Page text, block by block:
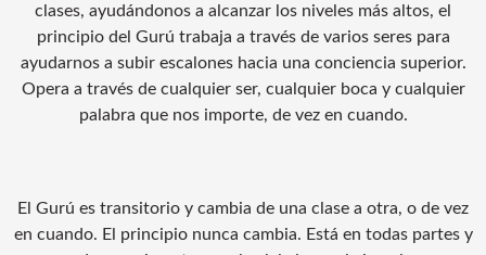
clases, ayudándonos a alcanzar los niveles más altos, el
principio del Gurú trabaja a través de varios seres para
ayudarnos a subir escalones hacia una conciencia superior.
Opera a través de cualquier ser, cualquier boca y cualquier
palabra que nos importe, de vez en cuando.
El Gurú es transitorio y cambia de una clase a otra, o de vez
en cuando. El principio nunca cambia. Está en todas partes y